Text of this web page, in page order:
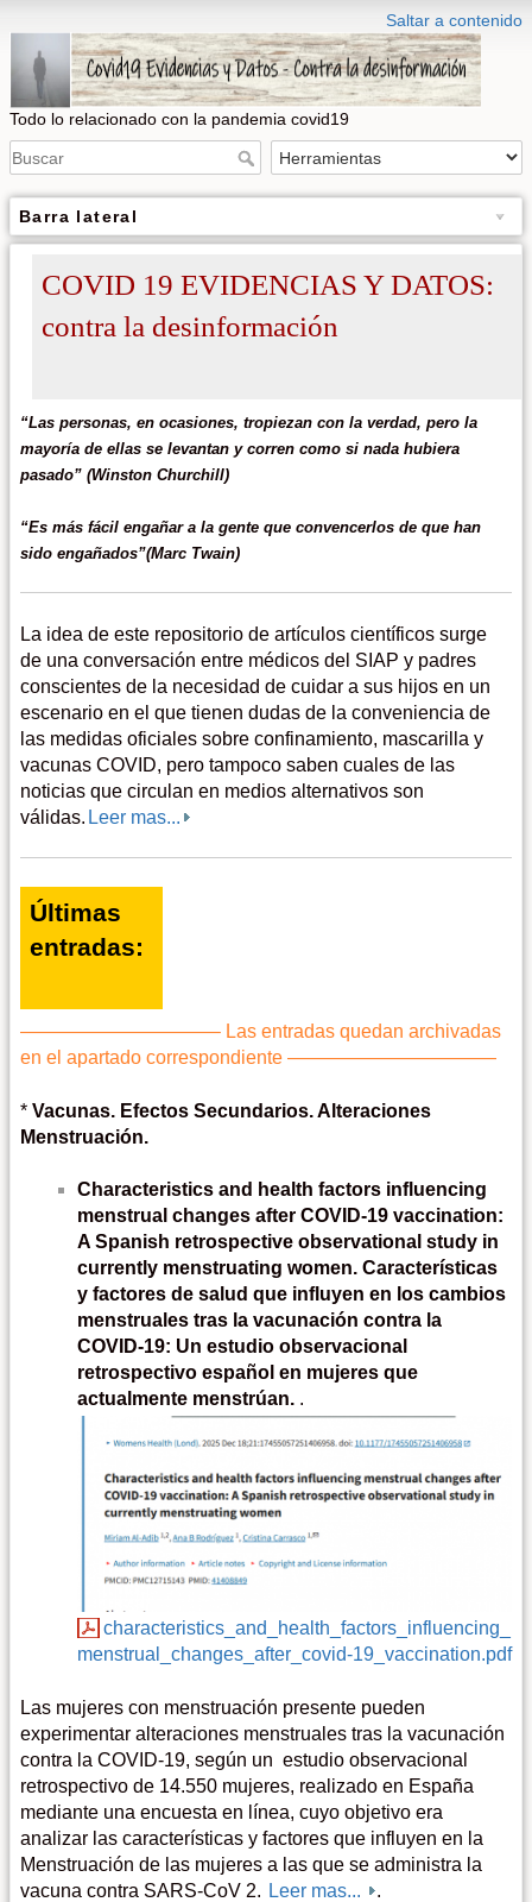
Saltar a contenido
Todo lo relacionado con la pandemia covid19
Barra lateral
COVID 19 EVIDENCIAS Y DATOS:
contra la desinformación
“Las personas, en ocasiones, tropiezan con la verdad, pero la
mayoría de ellas se levantan y corren como si nada hubiera
pasado” (Winston Churchill)
“Es más fácil engañar a la gente que convencerlos de que han
sido engañados”(Marc Twain)
La idea de este repositorio de artículos científicos surge
de una conversación entre médicos del SIAP y padres
conscientes de la necesidad de cuidar a sus hijos en un
escenario en el que tienen dudas de la conveniencia de
las medidas oficiales sobre confinamiento, mascarilla y
vacunas COVID, pero tampoco saben cuales de las
noticias que circulan en medios alternativos son
válidas. Leer mas...
Últimas
entradas:
——————————– Las entradas quedan archivadas
en el apartado correspondiente ———————————
* Vacunas. Efectos Secundarios. Alteraciones
Menstruación.
Characteristics and health factors influencing
menstrual changes after COVID-19 vaccination:
A Spanish retrospective observational study in
currently menstruating women. Características
y factores de salud que influyen en los cambios
menstruales tras la vacunación contra la
COVID-19: Un estudio observacional
retrospectivo español en mujeres que
actualmente menstrúan. .
characteristics_and_health_factors_influencing_
menstrual_changes_after_covid-19_vaccination.pdf
Las mujeres con menstruación presente pueden
experimentar alteraciones menstruales tras la vacunación
contra la COVID-19, según un estudio observacional
retrospectivo de 14.550 mujeres, realizado en España
mediante una encuesta en línea, cuyo objetivo era
analizar las características y factores que influyen en la
Menstruación de las mujeres a las que se administra la
vacuna contra SARS-CoV 2. Leer mas... .